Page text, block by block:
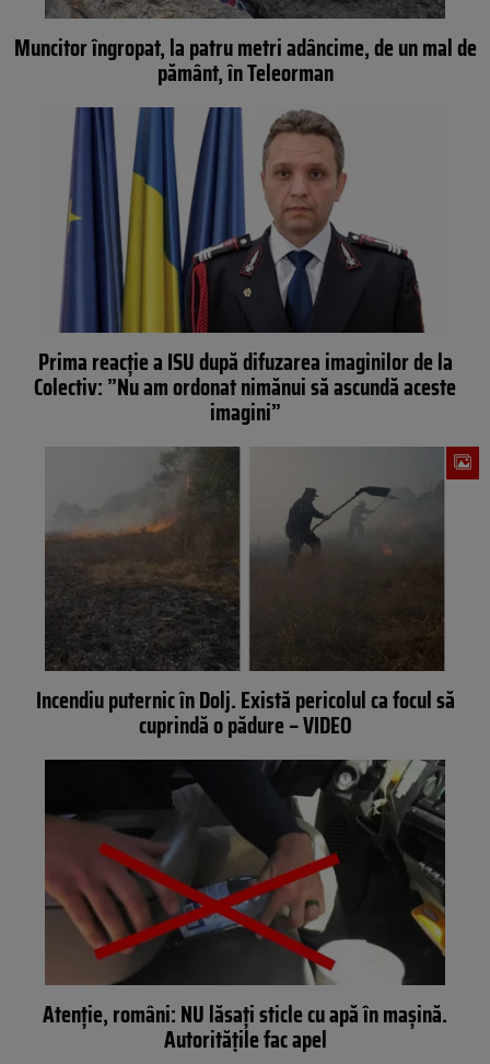
Muncitor îngropat, la patru metri adâncime, de un mal de
pământ, în Teleorman
Prima reacție a ISU după difuzarea imaginilor de la
Colectiv: ”Nu am ordonat nimănui să ascundă aceste
imagini”
Incendiu puternic în Dolj. Există pericolul ca focul să
cuprindă o pădure – VIDEO
Atenție, români: NU lăsați sticle cu apă în mașină.
Autoritățile fac apel